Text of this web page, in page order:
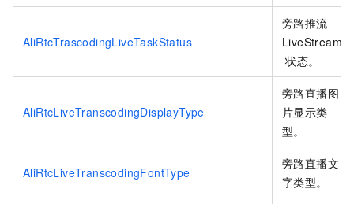
AliRtcTrascodingLiveTaskStatus
旁路推流
LiveStream
状态。
AliRtcLiveTranscodingDisplayType
旁路直播图
片显示类
型。
AliRtcLiveTranscodingFontType
旁路直播文
字类型。